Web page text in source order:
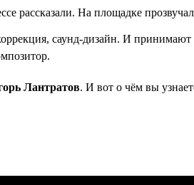
рассказали. На площадке
саунд-дизайн. И
Лантратов. И вот о чём вы